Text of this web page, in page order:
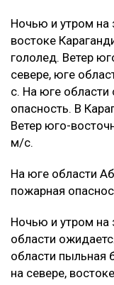
Ночью и утром на
востоке
гололед. Ветер
севере, юге
с. На юге
опасность. В
Ветер юго-
м/с.
На юге области
пожарная
Ночью и утром на
области
области пыльная
на севере,